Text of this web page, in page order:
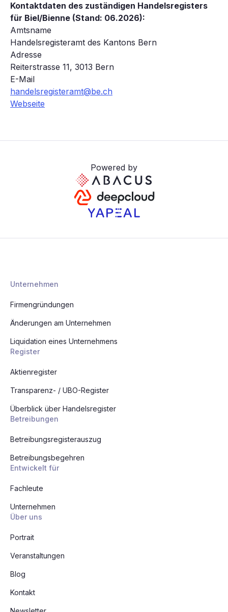
Kontaktdaten des zuständigen Handelsregisters
für Biel/Bienne (Stand: 06.2026):
Amtsname
Handelsregisteramt des Kantons Bern
Adresse
Reiterstrasse 11, 3013 Bern
E-Mail
handelsregisteramt@be.ch
Webseite
Powered by
Unternehmen
Firmengründungen
Änderungen am Unternehmen
Liquidation eines Unternehmens
Register
Aktienregister
Transparenz- / UBO-Register
Überblick über Handelsregister
Betreibungen
Betreibungsregisterauszug
Betreibungsbegehren
Entwickelt für
Fachleute
Unternehmen
Über uns
Portrait
Veranstaltungen
Blog
Kontakt